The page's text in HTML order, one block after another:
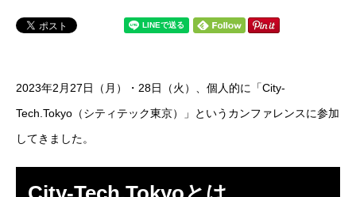
福岡オフィス
SI事業
2023年2月27日（月）・28日（火）、個人的に「City-
Tech.Tokyo（シティテック東京）」というカンファレンスに参加
してきました。